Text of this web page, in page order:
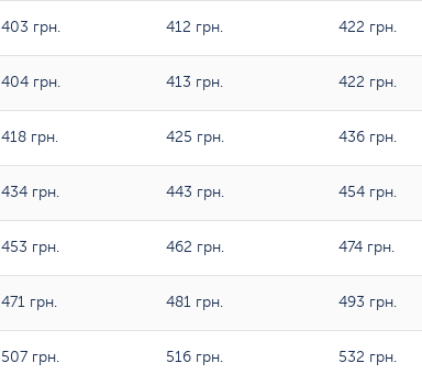
403 грн. 412 грн. 422 грн.
404 грн. 413 грн. 422 грн.
418 грн. 425 грн. 436 грн.
434 грн. 443 грн. 454 грн.
453 грн. 462 грн. 474 грн.
471 грн. 481 грн. 493 грн.
507 грн. 516 грн. 532 грн.